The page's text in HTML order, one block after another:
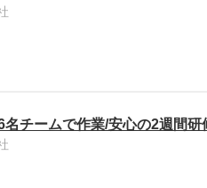
チームで作業/安心の2週間研